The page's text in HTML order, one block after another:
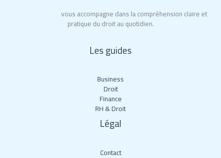
vous accompagne dans la compréhension claire et
pratique du droit au quotidien.
Les guides
Business
Droit
Finance
RH & Droit
Légal
Contact